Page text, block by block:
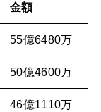
金額
55億6480万
50億4600万
46億1110万